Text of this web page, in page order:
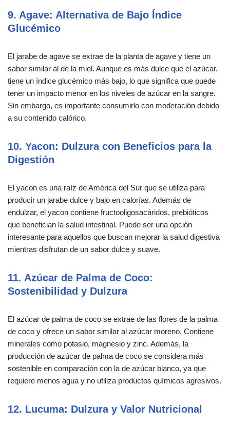
9. Agave: Alternativa de Bajo Índice
Glucémico
El jarabe de agave se extrae de la planta de agave y tiene un
sabor similar al de la miel. Aunque es más dulce que el azúcar,
tiene un índice glucémico más bajo, lo que significa que puede
tener un impacto menor en los niveles de azúcar en la sangre.
Sin embargo, es importante consumirlo con moderación debido
a su contenido calórico.
10. Yacon: Dulzura con Beneficios para la
Digestión
El yacon es una raíz de América del Sur que se utiliza para
producir un jarabe dulce y bajo en calorías. Además de
endulzar, el yacon contiene fructooligosacáridos, prebióticos
que benefician la salud intestinal. Puede ser una opción
interesante para aquellos que buscan mejorar la salud digestiva
mientras disfrutan de un sabor dulce y suave.
11. Azúcar de Palma de Coco:
Sostenibilidad y Dulzura
El azúcar de palma de coco se extrae de las flores de la palma
de coco y ofrece un sabor similar al azúcar moreno. Contiene
minerales como potasio, magnesio y zinc. Además, la
producción de azúcar de palma de coco se considera más
sostenible en comparación con la de azúcar blanco, ya que
requiere menos agua y no utiliza productos químicos agresivos.
12. Lucuma: Dulzura y Valor Nutricional